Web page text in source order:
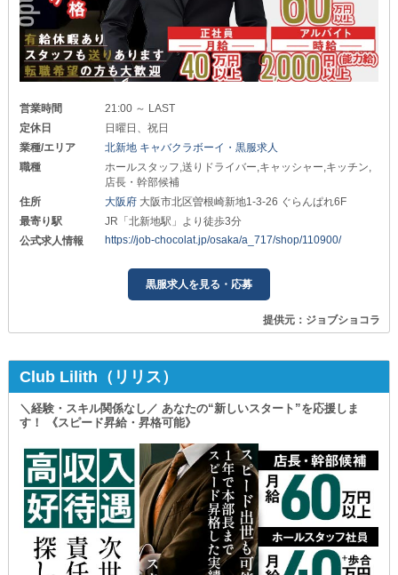
営業時間
21:00 ～ LAST
定休日
日曜日、祝日
業種/エリア
北新地 キャバクラボーイ・黒服求人
職種
ホールスタッフ,送りドライバー,キャッシャー,キッチン,
店長・幹部候補
住所
大阪府 大阪市北区曽根崎新地1-3-26 ぐらんぱれ6F
最寄り駅
JR「北新地駅」より徒歩3分
公式求人情報
https://job-chocolat.jp/osaka/a_717/shop/110900/
黒服求人を見る・応募
提供元：ジョブショコラ
Club Lilith（リリス）
＼経験・スキル関係なし／ あなたの“新しいスタート”を応援しま
す！ 《スピード昇給・昇格可能》